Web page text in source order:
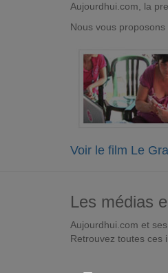
Aujourdhui.com, la
Nous vous
Voir le film Le
Les médias
Aujourdhui.com et
Retrouvez toutes ces